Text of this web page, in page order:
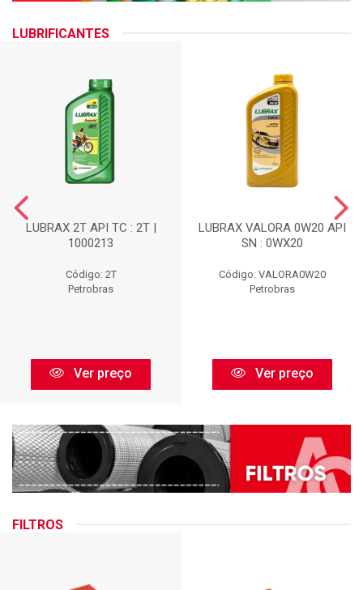
LUBRIFICANTES
LUBRAX 2T API TC : 2T |
1000213
Código: 2T
Petrobras
Ver preço
LUBRAX VALORA 0W20 API
SN : 0WX20
Código: VALORA0W20
Petrobras
Ver preço
FILTROS